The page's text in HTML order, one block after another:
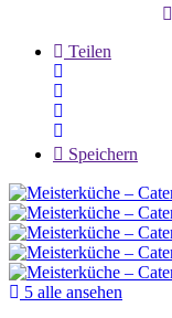
Teilen
Speichern
5 alle ansehen